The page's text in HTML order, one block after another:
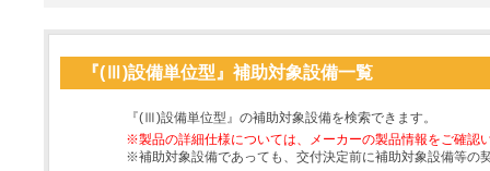
『(Ⅲ)設備単位型』補助対象設備一覧
『(Ⅲ)設備単位型』の補助対象設備を検索できます。
※製品の詳細仕様については、メーカーの製品情報をご確認
※補助対象設備であっても、交付決定前に補助対象設備等の